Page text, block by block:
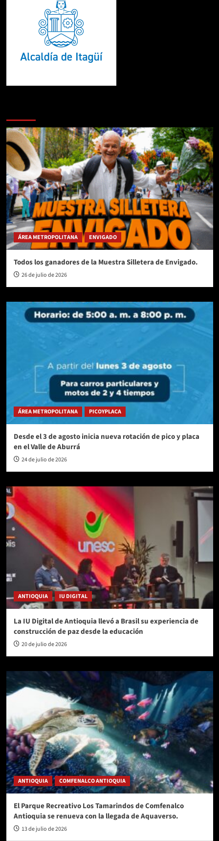
ÁREA METROPOLITANA ENVIGADO
Todos los ganadores de la Muestra Silletera de Envigado.
26 de julio de 2026
ÁREA METROPOLITANA PICOYPLACA
Desde el 3 de agosto inicia nueva rotación de pico y placa
en el Valle de Aburrá
24 de julio de 2026
ANTIOQUIA IU DIGITAL
La IU Digital de Antioquia llevó a Brasil su experiencia de
construcción de paz desde la educación
20 de julio de 2026
ANTIOQUIA COMFENALCO ANTIOQUIA
El Parque Recreativo Los Tamarindos de Comfenalco
Antioquia se renueva con la llegada de Aquaverso.
13 de julio de 2026